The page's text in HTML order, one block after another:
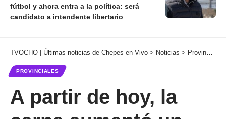
fútbol y ahora entra a la política: será
candidato a intendente libertario
TVOCHO | Últimas noticias de Chepes en Vivo > Noticias > Provinciales
PROVINCIALES
A partir de hoy, la